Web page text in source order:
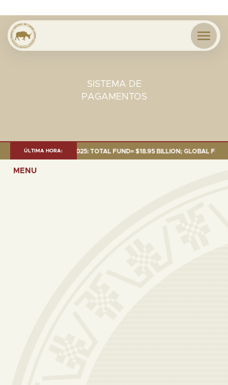
SISTEMA DE
PAGAMENTOS
ÚLTIMA HORA:
AS OF 30 SEP. 2025: TOTAL FUND= $18.95 BILLION; GLOBAL
MENU